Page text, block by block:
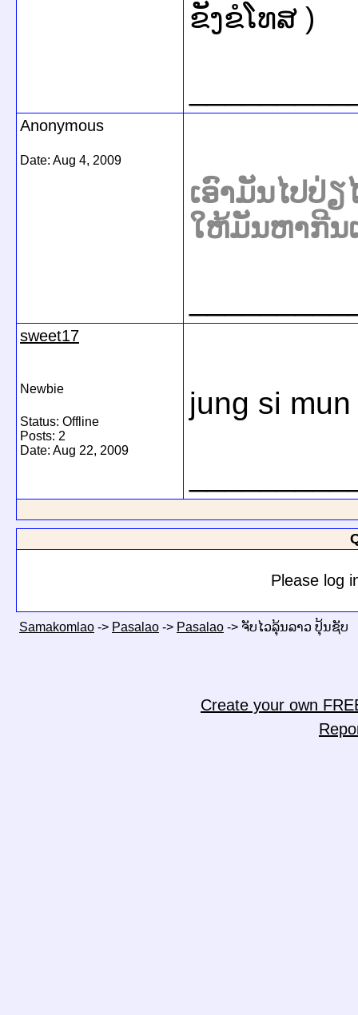
ຂັງຂໍໂທສ )
Anonymous
Date: Aug 4, 2009
ເອົາມັນໄປປ່
ໃຫ້ມັນຫາກີນ
sweet17
Newbie
Status: Offline
Posts: 2
Date: Aug 22, 2009
jung si
Please log
Samakomlao -> Pasalao -> Pasalao -> ຈັບໄວລຸ້ນລາວ ປຸ້ນຊັບ
Create your own